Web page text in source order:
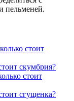
пельменей.
стоит
скумбрия?
стоит
сгущенка?